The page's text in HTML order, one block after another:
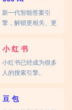
新一代智能答案引
擎，解锁更相关、更
小 红 书
小红书已经成为很多
人的搜索引擎。
豆 包